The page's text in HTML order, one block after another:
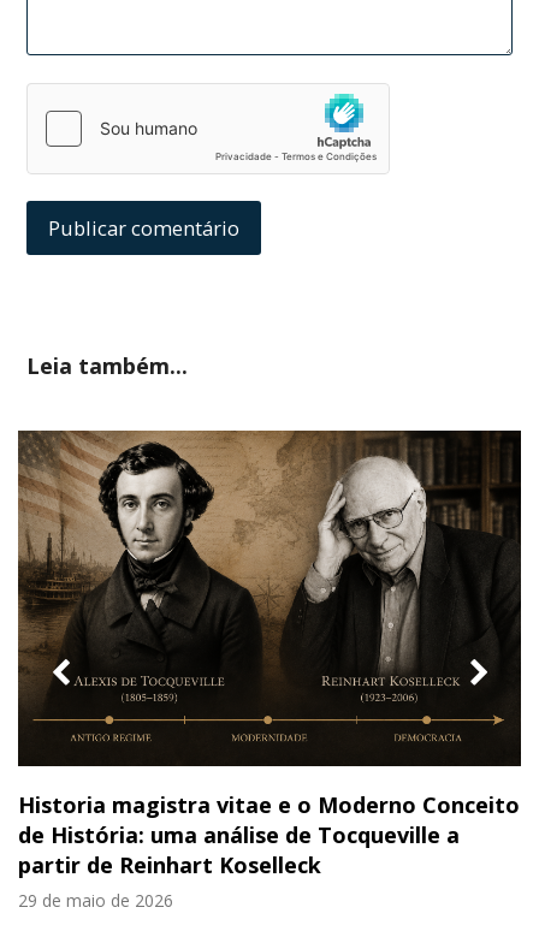
Leia também...
Historia magistra vitae e o Moderno Conceito
de História: uma análise de Tocqueville a
partir de Reinhart Koselleck
29 de maio de 2026
previous
slide